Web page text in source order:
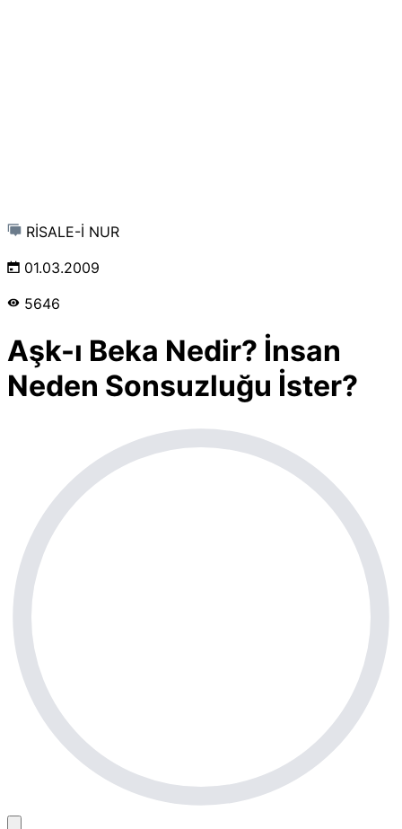
RİSALE-İ NUR
01.03.2009
5646
Aşk-ı Beka Nedir? İnsan
Neden Sonsuzluğu İster?